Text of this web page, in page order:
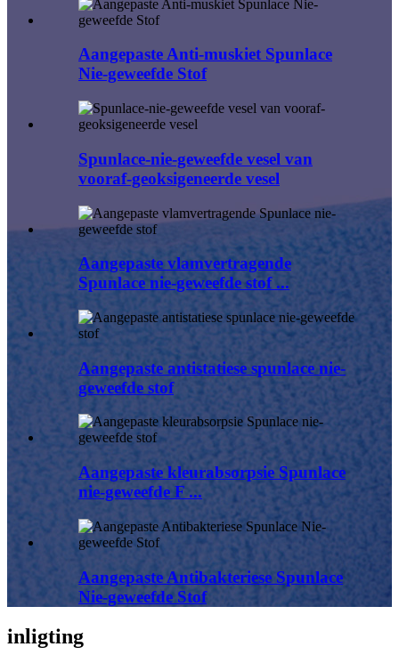
Aangepaste Anti-muskiet Spunlace
Nie-geweefde Stof
Spunlace-nie-geweefde vesel van
vooraf-geoksigeneerde vesel
Aangepaste vlamvertragende
Spunlace nie-geweefde stof ...
Aangepaste antistatiese spunlace nie-
geweefde stof
Aangepaste kleurabsorpsie Spunlace
nie-geweefde F ...
Aangepaste Antibakteriese Spunlace
Nie-geweefde Stof
inligting